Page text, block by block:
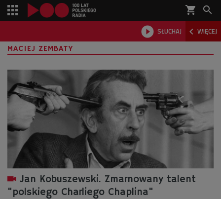
shopping_cart 
 SŁUCHAJ  WIĘCEJ

MACIEJ ZEMBATY
Jan Kobuszewski. Zmarnowany talent
"polskiego Charliego Chaplina"